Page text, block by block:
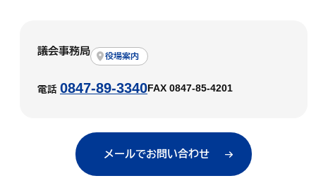
議会事務局 役場案内
電話 0847-89-3340FAX 0847-85-4201
メールでお問い合わせ